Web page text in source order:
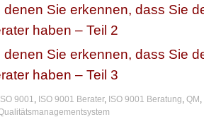
denen Sie erkennen, dass Sie
haben – Teil 2
denen Sie erkennen, dass Sie
haben – Teil 3
ISO 9001, ISO 9001 Berater, ISO 9001 Beratung, QM ,